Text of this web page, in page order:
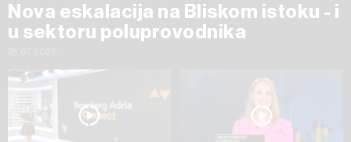
Nova eskalacija na Bliskom istoku - i
u sektoru poluprovodnika